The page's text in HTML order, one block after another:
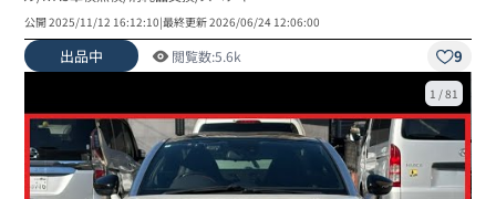
公開2025/11/12 16:12:10|最終更新2026/06/24 12:06:00
出品中 閲覧数:5.6k 9
1 /81